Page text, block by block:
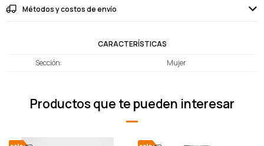
Métodos y costos de envío
CARACTERÍSTICAS
Sección
Mujer
Productos que te pueden interesar